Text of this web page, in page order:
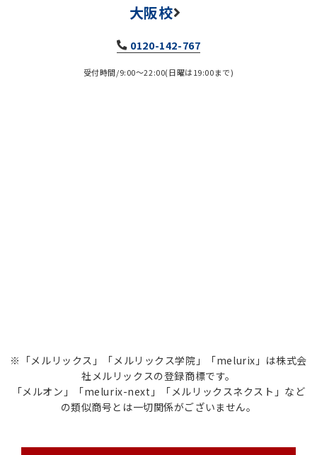
大阪校
0120-142-767
受付時間/9:00～22:00(日曜は19:00まで)
※「メルリックス」「メルリックス学院」「melurix」は株式会
社メルリックスの登録商標です。
「メルオン」「melurix-next」「メルリックスネクスト」など
の類似商号とは一切関係がございません。